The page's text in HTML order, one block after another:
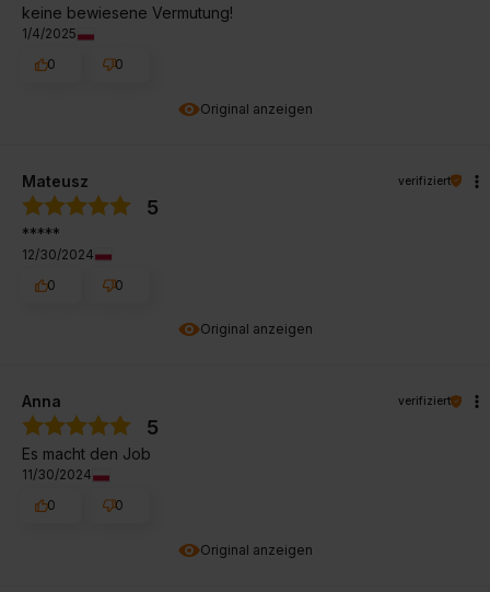
Original anzeigen
keine bewiesene Vermutung!
1/4/2025
0
0
Original anzeigen
Mateusz verifiziert
5
*****
12/30/2024
0
0
Original anzeigen
Anna verifiziert
5
Es macht den Job
11/30/2024
0
0